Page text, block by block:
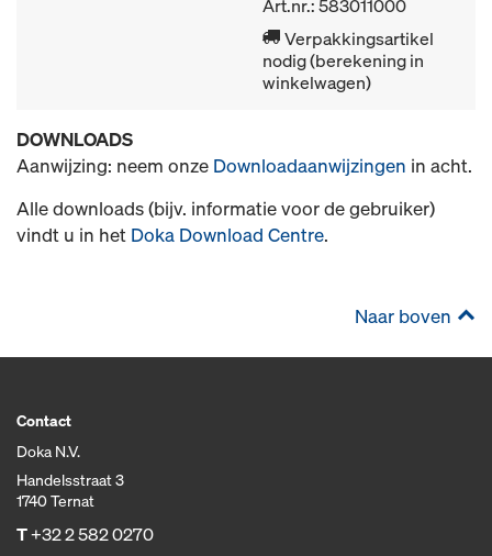
Art.nr.: 583011000
Verpakkingsartikel
nodig (berekening in
winkelwagen)
DOWNLOADS
Aanwijzing: neem onze Downloadaanwijzingen in acht.
Alle downloads (bijv. informatie voor de gebruiker)
vindt u in het Doka Download Centre.
Naar boven
Contact
Doka N.V.
Handelsstraat 3
1740 Ternat
T+32 2 582 0270